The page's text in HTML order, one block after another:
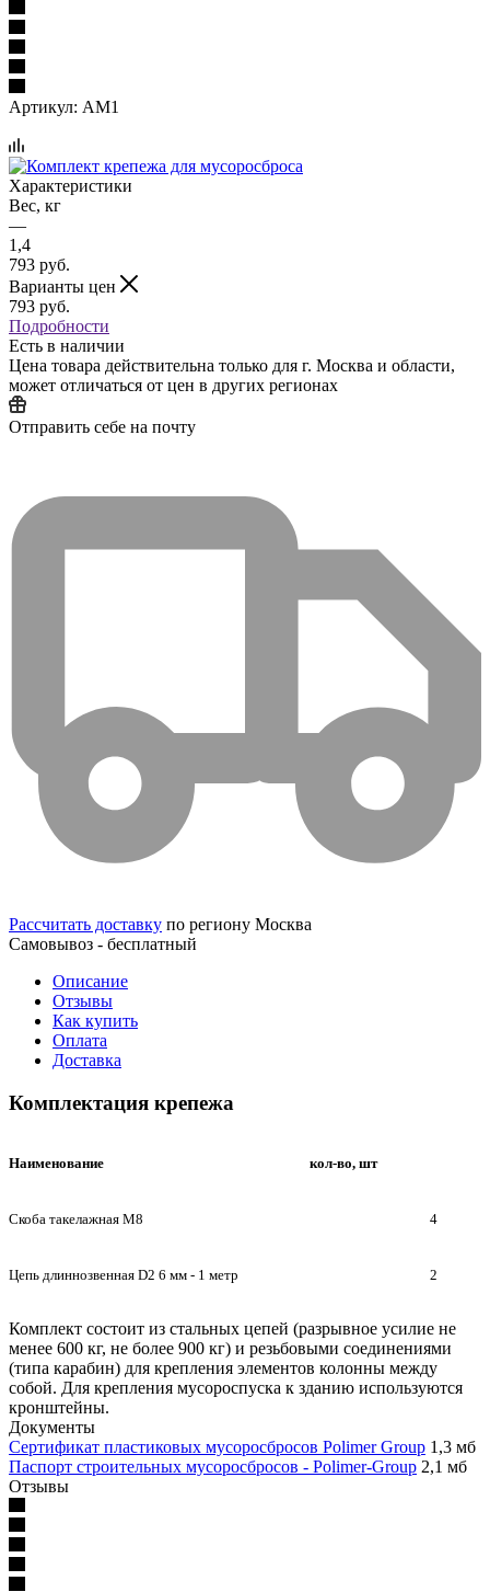
Артикул: AM1
Характеристики
Вес, кг
—
1,4
793 руб.
Варианты цен
793 руб.
Подробности
Есть в наличии
Цена товара действительна только для г. Москва и области,
может отличаться от цен в других регионах
Отправить себе на почту
Рассчитать доставку по региону Москва
Самовывоз - бесплатный
Описание
Отзывы
Как купить
Оплата
Доставка
Комплектация крепежа
Наименование кол-во, шт
Скоба такелажная М8 4
Цепь длиннозвенная D2 6 мм - 1 метр 2
Комплект состоит из стальных цепей (разрывное усилие не
менее 600 кг, не более 900 кг) и резьбовыми соединениями
(типа карабин) для крепления элементов колонны между
собой. Для крепления мусороспуска к зданию используются
кронштейны.
Документы
Сертификат пластиковых мусоросбросов Polimer Group 1,3 мб
Паспорт строительных мусоросбросов - Polimer-Group 2,1 мб
Отзывы